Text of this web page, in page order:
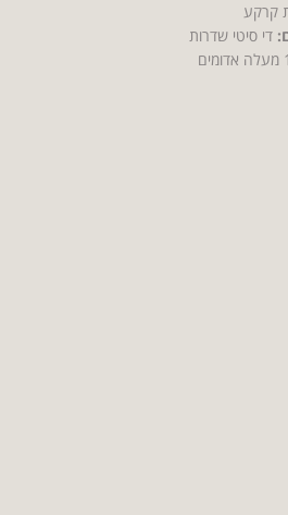
קרקע
די סיטי שדרות